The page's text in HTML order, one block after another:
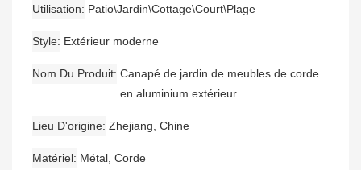
Utilisation Patio\Jardin\Cottage\Court\Plage
Style Extérieur moderne
Nom Du Produit Canapé de jardin de meubles de corde
en aluminium extérieur
Lieu D'origine Zhejiang, Chine
Matériel Métal, Corde